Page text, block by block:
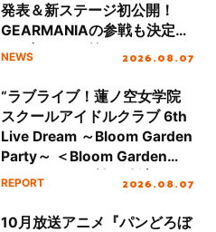
発表＆新ステージ初公開！
GEARMANIAの参戦も決定
し、初となる第3ステージの
NEWS 2026.08.07
“ラブライブ！蓮ノ空女学院
スクールアイドルクラブ 6th
Live Dream ～Bloom Garden
Party～ ＜Bloom Garden
Party Stage／埼玉公演＞”
REPORT 2026.08.07
10月放送アニメ『パンどろぼ